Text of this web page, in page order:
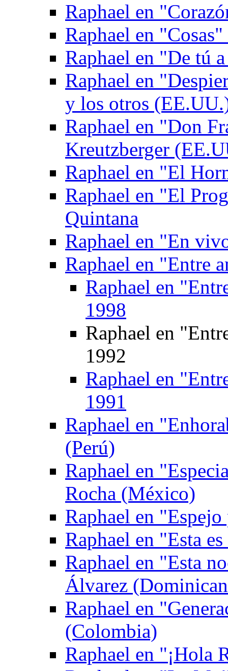
Raphael en
Raphael en
Raphael en "De tú
Raphael en
y los otros
Raphael en "Don
Kreutzberger
Raphael en "El
Raphael en "El
Quintana
Raphael en "En
Raphael en "Entre
Raphael en
1998
Raphael en
1992
Raphael en
1991
Raphael en
(Perú)
Raphael en
Rocha (México)
Raphael en
Raphael en "Esta
Raphael en "Esta
Álvarez
Raphael en
(Colombia)
Raphael en "¡Hola